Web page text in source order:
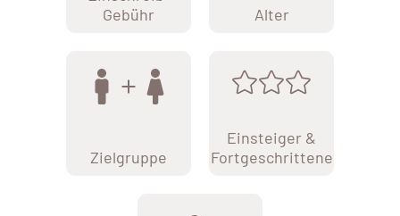
Gebühr
Alter
Zielgruppe
Einsteiger &
Fortgeschrittene